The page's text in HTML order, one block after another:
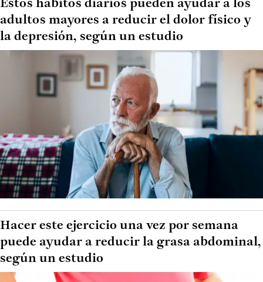
Estos hábitos diarios pueden ayudar a los
adultos mayores a reducir el dolor físico y
la depresión, según un estudio
Hacer este ejercicio una vez por semana
puede ayudar a reducir la grasa abdominal,
según un estudio